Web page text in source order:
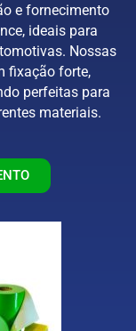
e fornecimento
ideais para
Nossas
fixação forte,
perfeitas para
materiais.